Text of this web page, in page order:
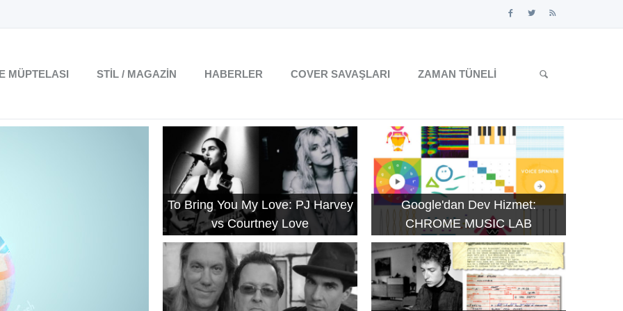
MÜPTELASI STIL / MAGAZIN HABERLER COVER SAVAŞLARI ZAMAN TÜNELI
To Bring You My Love: PJ Harvey
vs Courtney Love
Google'dan Dev Hizmet:
CHROME MUSIC LAB